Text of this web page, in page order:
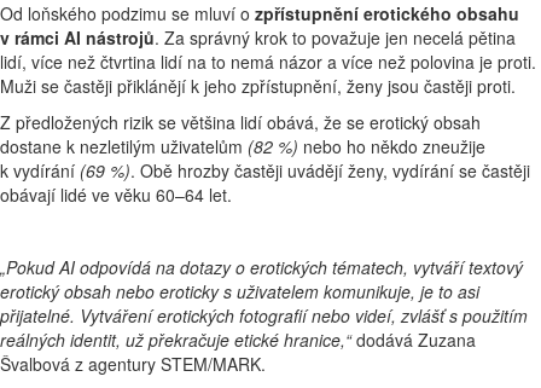
Od loňského podzimu se mluví o zpřístupnění erotického obsahu
v rámci AI nástrojů. Za správný krok to považuje jen necelá pětina
lidí, více než čtvrtina lidí na to nemá názor a více než polovina je proti.
Muži se častěji přiklánějí k jeho zpřístupnění, ženy jsou častěji proti.
Z předložených rizik se většina lidí obává, že se erotický obsah
dostane k nezletilým uživatelům (82 %) nebo ho někdo zneužije
k vydírání (69 %). Obě hrozby častěji uvádějí ženy, vydírání se častěji
obávají lidé ve věku 60–64 let.
„Pokud AI odpovídá na dotazy o erotických tématech, vytváří textový
erotický obsah nebo eroticky s uživatelem komunikuje, je to asi
přijatelné. Vytváření erotických fotografií nebo videí, zvlášť s použitím
reálných identit, už překračuje etické hranice,“dodává Zuzana
Švalbová z agentury STEM/MARK.